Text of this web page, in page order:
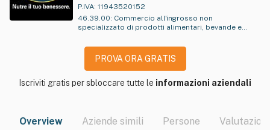
P.IVA: 11943520152
46.39.00: Commercio all'ingrosso non
specializzato di prodotti alimentari, bevande e
PROVA ORA GRATIS
Iscriviti gratis per sbloccare tutte le informazioni aziendali
Overview Aziende simili Persone Valutazioni